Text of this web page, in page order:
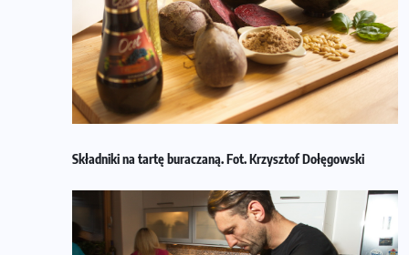
Składniki na tartę buraczaną. Fot. Krzysztof Dołęgowski